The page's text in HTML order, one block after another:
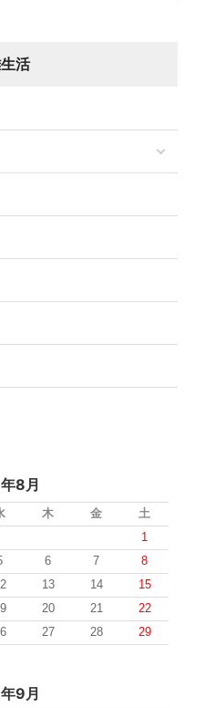
活
8月
木 金
土
1
6 7
8
13 14
15
20 21
22
27 28
29
9月